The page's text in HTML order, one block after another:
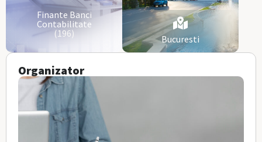
Organizator
Finante Banci
Contabilitate
(196)
Bucuresti